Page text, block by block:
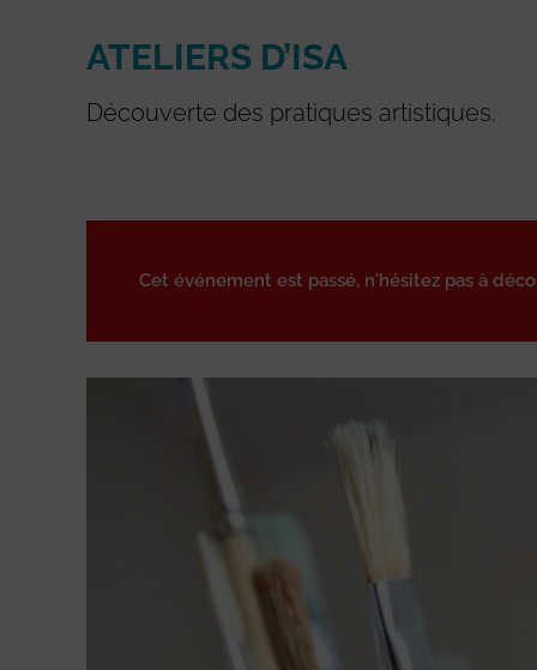
ATELIERS D’ISA
Découverte des pratiques artistiques.
Cet événement est passé, n'hésitez pas à